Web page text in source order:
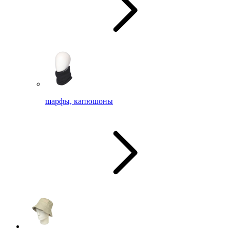
шарфы, капюшоны